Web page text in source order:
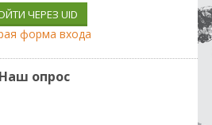
ЧЕРЕЗ UID
форма входа
Наш опрос